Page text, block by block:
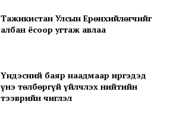
Тажикистан Улсын Ерөнхийлөгчийг
албан ёсоор угтаж авлаа
Үндэсний баяр наадмаар иргэдэд
үнэ төлбөргүй үйлчлэх нийтийн
тээврийн чиглэл